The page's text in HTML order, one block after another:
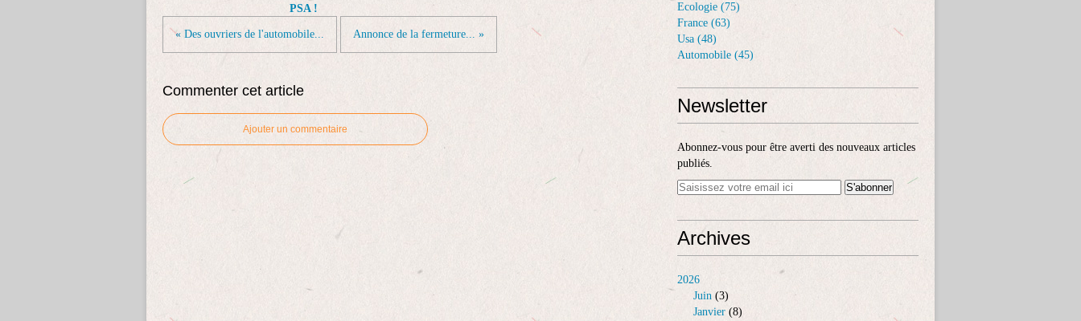
PSA !
« Des ouvriers de l'automobile... Annonce de la fermeture... »
Commenter cet article
Ajouter un commentaire
Ecologie (75)
France (63)
Usa (48)
Automobile (45)
Newsletter
Abonnez-vous pour être averti des nouveaux articles
publiés.
Archives
2026
Juin (3)
Janvier (8)